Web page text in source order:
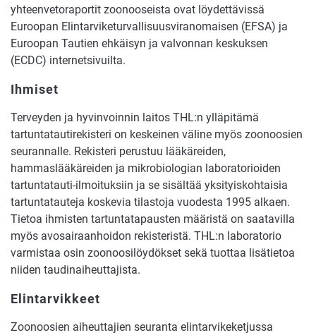
yhteenvetoraportit zoonooseista ovat löydettävissä
Euroopan Elintarviketurvallisuusviranomaisen (EFSA) ja
Euroopan Tautien ehkäisyn ja valvonnan keskuksen
(ECDC) internetsivuilta.
Ihmiset
Terveyden ja hyvinvoinnin laitos THL:n ylläpitämä
tartuntatautirekisteri on keskeinen väline myös zoonoosien
seurannalle. Rekisteri perustuu lääkäreiden,
hammaslääkäreiden ja mikrobiologian laboratorioiden
tartuntatauti-ilmoituksiin ja se sisältää yksityiskohtaisia
tartuntatauteja koskevia tilastoja vuodesta 1995 alkaen.
Tietoa ihmisten tartuntatapausten määristä on saatavilla
myös avosairaanhoidon rekisteristä. THL:n laboratorio
varmistaa osin zoonoosilöydökset sekä tuottaa lisätietoa
niiden taudinaiheuttajista.
Elintarvikkeet
Zoonoosien aiheuttajien seuranta elintarvikeketjussa